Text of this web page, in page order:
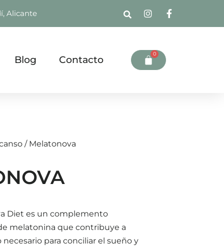
Alicante
Blog Contacto
0
/ Melatonova
Diet es un complemento
melatonina que contribuye a
para conciliar el sueño y